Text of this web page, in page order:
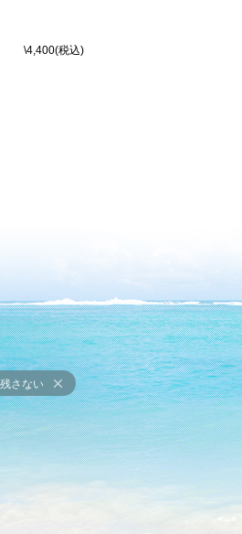
\4,400(税込)
さない